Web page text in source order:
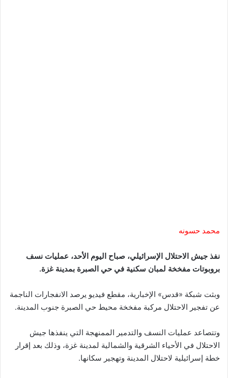
محمد حسونه
نفذ جيش الاحتلال الإسرائيلي، صباح اليوم الأحد، عمليات نسف
بروبوتات مفخخة لمبان سكنية في حي الصبرة بمدينة غزة.
وبثت شبكة «قدس» الإخبارية، مقطع فيديو يرصد الانفجارات الناجمة
عن تفجير الاحتلال مركبة مفخخة محيط حي الصبرة جنوب المدينة.
وتتصاعد عمليات النسف والتدمير الممنهجة التي ينفذها جيش
الاحتلال في الأحياء الشرقية والشمالية لمدينة غزة، وذلك بعد إقرار
خطة إسرائيلية لاحتلال المدينة وتهجير سكانها.